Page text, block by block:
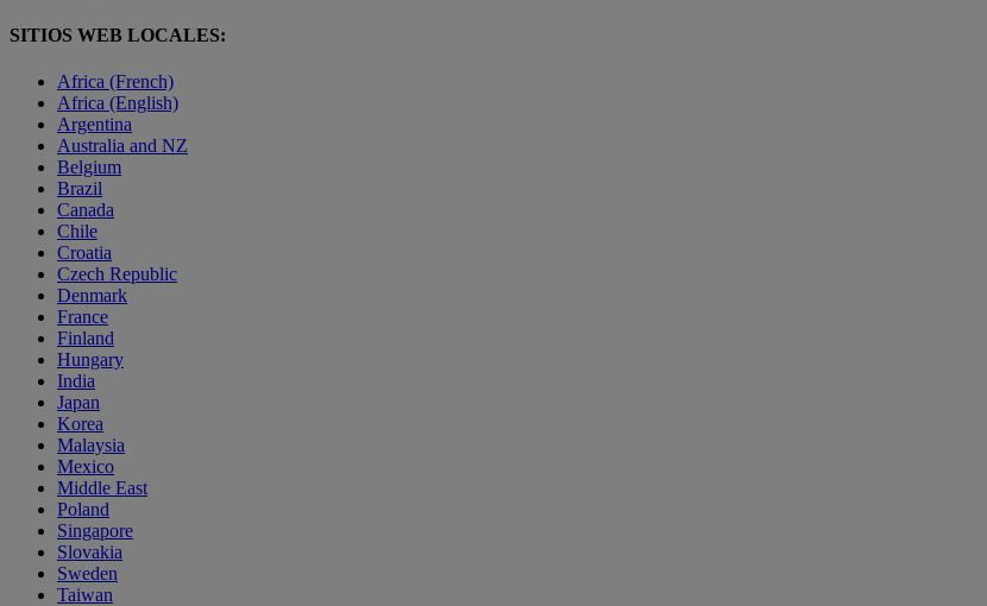
SITIOS WEB LOCALES:
Africa (French)
Africa (English)
Argentina
Australia and NZ
Belgium
Brazil
Canada
Chile
Croatia
Czech Republic
Denmark
France
Finland
Hungary
India
Japan
Korea
Malaysia
Mexico
Middle East
Poland
Singapore
Slovakia
Sweden
Taiwan